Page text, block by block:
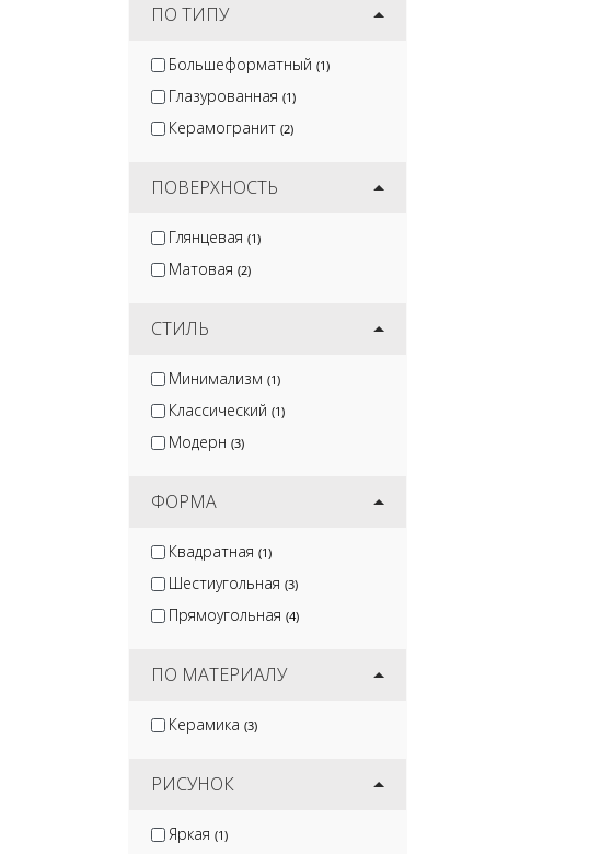
ПО ТИПУ
Большеформатный (1)
Глазурованная (1)
Керамогранит (2)
ПОВЕРХНОСТЬ
Глянцевая (1)
Матовая (2)
СТИЛЬ
Минимализм (1)
Классический (1)
Модерн (3)
ФОРМА
Квадратная (1)
Шестиугольная (3)
Прямоугольная (4)
ПО МАТЕРИАЛУ
Керамика (3)
РИСУНОК
Яркая (1)